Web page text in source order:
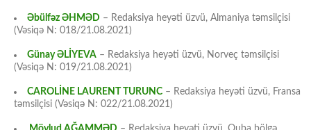
Əbülfəz ƏHMƏD – Redaksiya heyəti üzvü, Almaniya təmsilçisi
(Vəsiqə N: 018/21.08.2021)
Günay ƏLİYEVA – Redaksiya heyəti üzvü, Norveç təmsilçisi
(Vəsiqə N: 019/21.08.2021)
CAROLİNE LAURENT TURUNC – Redaksiya heyəti üzvü, Fransa
təmsilçisi (Vəsiqə N: 022/21.08.2021)